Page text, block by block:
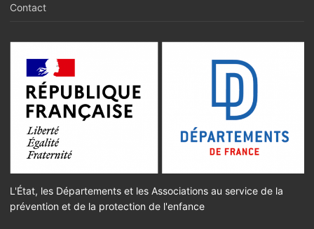
Contact
L'État, les Départements et les Associations au service de la
prévention et de la protection de l'enfance